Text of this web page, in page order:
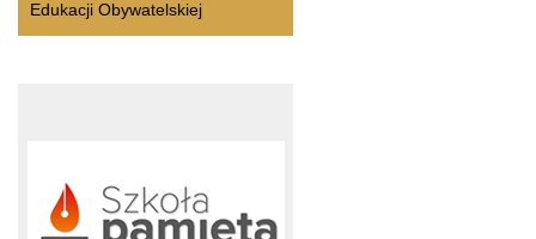
Edukacji Obywatelskiej